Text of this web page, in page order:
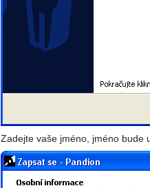
Zadejte vaše jméno, jméno bude